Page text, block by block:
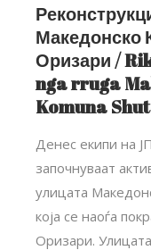
Македонско
Оризари /
nga rruga
Komuna
Денес екипи на
започнуваат
улицата
која се наоѓа
Оризари.